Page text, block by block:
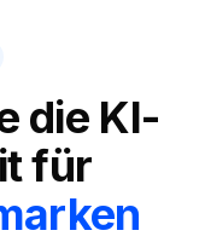
die KI-
für